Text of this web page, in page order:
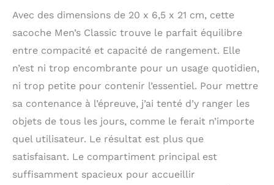
Avec des dimensions de 20 x 6,5 x 21 cm, cette
sacoche Men’s Classic trouve le parfait équilibre
entre compacité et capacité de rangement. Elle
n’est ni trop encombrante pour un usage quotidien,
ni trop petite pour contenir l’essentiel. Pour mettre
sa contenance à l’épreuve, j’ai tenté d’y ranger les
objets de tous les jours, comme le ferait n’importe
quel utilisateur. Le résultat est plus que
satisfaisant. Le compartiment principal est
suffisamment spacieux pour accueillir